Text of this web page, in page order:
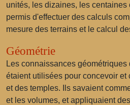
unités, les dizaines, les
permis d'effectuer des calculs
mesure des terrains et le calcul
Géométrie
Les connaissances
étaient utilisées pour concevoir et
et des temples. Ils savaient
et les volumes, et appliquaient